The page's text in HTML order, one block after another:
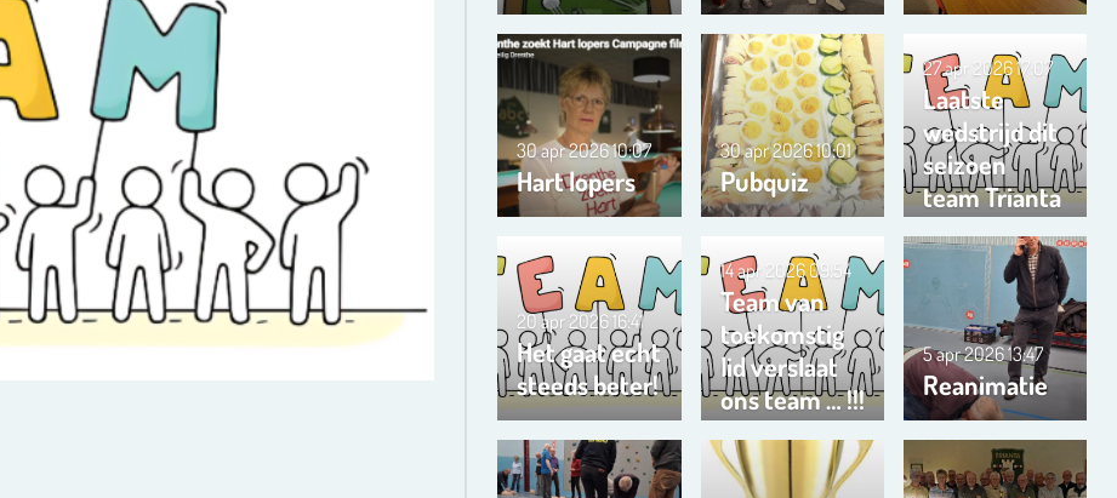
Hart lopers
30 apr 202610:07
Pubquiz
30 apr 202610:01
Laatste
wedstrijd dit
seizoen
team Trianta
01
27 apr 202617:07
Het gaat echt
steeds beter!
20 apr 202616:41
Team van
toekomstig
lid verslaat
ons team … !!!
14 apr 2026 09:54
Reanimatie
5 apr 202613:47